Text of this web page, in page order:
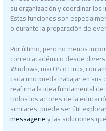
su organización y coordinar
Estas funciones son
o durante la preparación de
Por último, pero no menos
correo académico desde
Windows, macOS o Linux, con
cada uno pueda trabajar en
reafirma la idea fundamental
todos los actores de la
similares, puede ser útil
messageriey las soluciones